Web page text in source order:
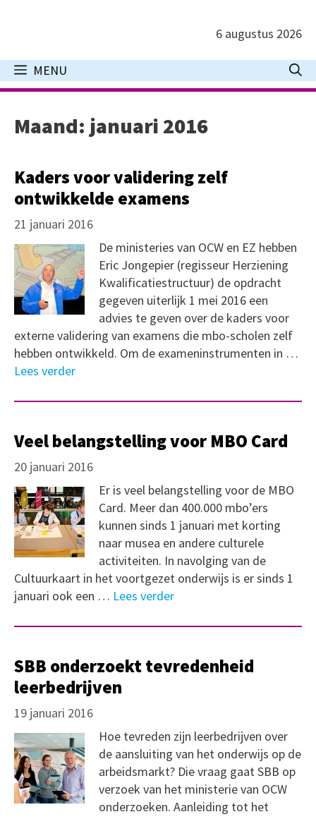
inhoud
6 augustus 2026
MENU
Maand: januari 2016
Kaders voor validering zelf
ontwikkelde examens
21 januari 2016
De ministeries van OCW en EZ hebben
Eric Jongepier (regisseur Herziening
Kwalificatiestructuur) de opdracht
gegeven uiterlijk 1 mei 2016 een
advies te geven over de kaders voor
externe validering van examens die mbo-scholen zelf
hebben ontwikkeld. Om de exameninstrumenten in …
Lees verder
Veel belangstelling voor MBO Card
20 januari 2016
Er is veel belangstelling voor de MBO
Card. Meer dan 400.000 mbo’ers
kunnen sinds 1 januari met korting
naar musea en andere culturele
activiteiten. In navolging van de
Cultuurkaart in het voortgezet onderwijs is er sinds 1
januari ook een … Lees verder
SBB onderzoekt tevredenheid
leerbedrijven
19 januari 2016
Hoe tevreden zijn leerbedrijven over
de aansluiting van het onderwijs op de
arbeidsmarkt? Die vraag gaat SBB op
verzoek van het ministerie van OCW
onderzoeken. Aanleiding tot het